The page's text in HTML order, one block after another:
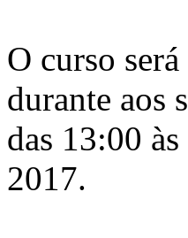
O curso
durante aos
das 13:00
2017.